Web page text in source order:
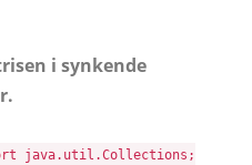
i synkende
java.util.Collections;